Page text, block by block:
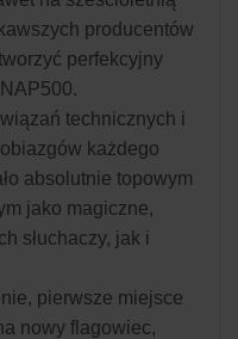
producentów
perfekcyjny
technicznych i
każdego
absolutnie topowym
jako magiczne,
słuchaczy, jak i
pierwsze miejsce
nowy flagowiec,